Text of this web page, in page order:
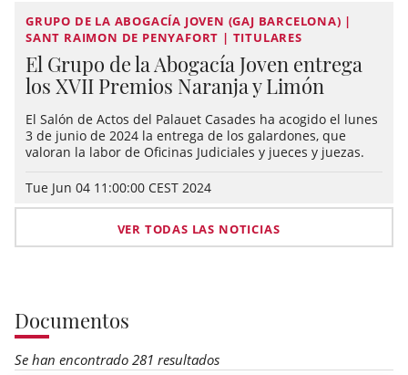
GRUPO DE LA ABOGACÍA JOVEN (GAJ BARCELONA) |
SANT RAIMON DE PENYAFORT | TITULARES
El Grupo de la Abogacía Joven entrega
los XVII Premios Naranja y Limón
El Salón de Actos del Palauet Casades ha acogido el lunes
3 de junio de 2024 la entrega de los galardones, que
valoran la labor de Oficinas Judiciales y jueces y juezas.
Tue Jun 04 11:00:00 CEST 2024
VER TODAS LAS NOTICIAS
Documentos
Se han encontrado 281 resultados